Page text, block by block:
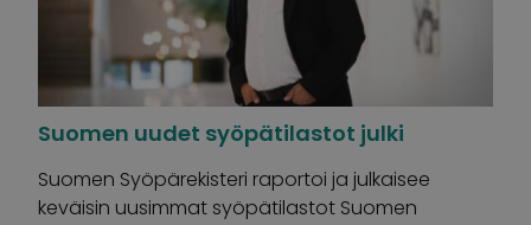
Suomen uudet syöpätilastot julki
Suomen Syöpärekisteri raportoi ja julkaisee
keväisin uusimmat syöpätilastot Suomen